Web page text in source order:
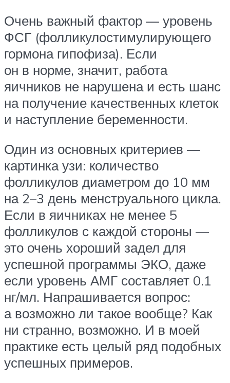
Очень важный фактор — уровень
ФСГ (фолликулостимулирующего
гормона гипофиза). Если
он в норме, значит, работа
яичников не нарушена и есть шанс
на получение качественных клеток
и наступление беременности.
Один из основных критериев —
картинка узи: количество
фолликулов диаметром до 10 мм
на 2–3 день менструального цикла.
Если в яичниках не менее 5
фолликулов с каждой стороны —
это очень хороший задел для
успешной программы ЭКО, даже
если уровень АМГ составляет 0.1
нг/мл. Напрашивается вопрос:
а возможно ли такое вообще? Как
ни странно, возможно. И в моей
практике есть целый ряд подобных
успешных примеров.